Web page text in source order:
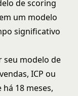
de scoring
um modelo
significativo
seu modelo de
ICP ou
18 meses,